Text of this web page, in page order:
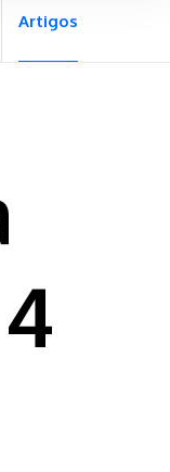
Artigos